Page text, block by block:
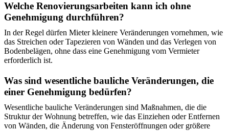
Welche Renovierungsarbeiten kann ich ohne
Genehmigung durchführen?
In der Regel dürfen Mieter kleinere Veränderungen vornehmen, wie
das Streichen oder Tapezieren von Wänden und das Verlegen von
Bodenbelägen, ohne dass eine Genehmigung vom Vermieter
erforderlich ist.
Was sind wesentliche bauliche Veränderungen, die
einer Genehmigung bedürfen?
Wesentliche bauliche Veränderungen sind Maßnahmen, die die
Struktur der Wohnung betreffen, wie das Einziehen oder Entfernen
von Wänden, die Änderung von Fensteröffnungen oder größere